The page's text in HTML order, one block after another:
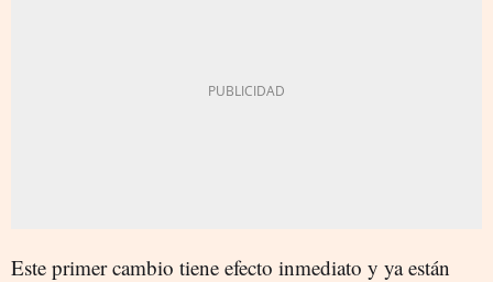
Este primer cambio tiene efecto inmediato y ya están